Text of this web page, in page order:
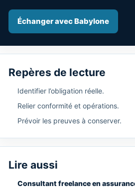
Échanger avec Babylone
Repères de lecture
Identifier l’obligation réelle.
Relier conformité et opérations.
Prévoir les preuves à conserver.
Lire aussi
Consultant freelance en